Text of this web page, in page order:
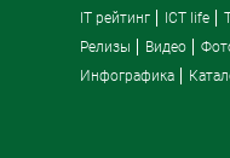
IT рейтинг
ICT life
Релизы
Видео
Инфографика